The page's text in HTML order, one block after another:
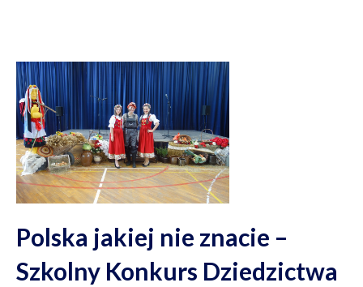
Polska jakiej nie znacie –
Szkolny Konkurs Dziedzictwa